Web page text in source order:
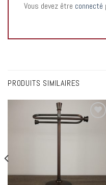
Vous devez être connecté
PRODUITS SIMILAIRES